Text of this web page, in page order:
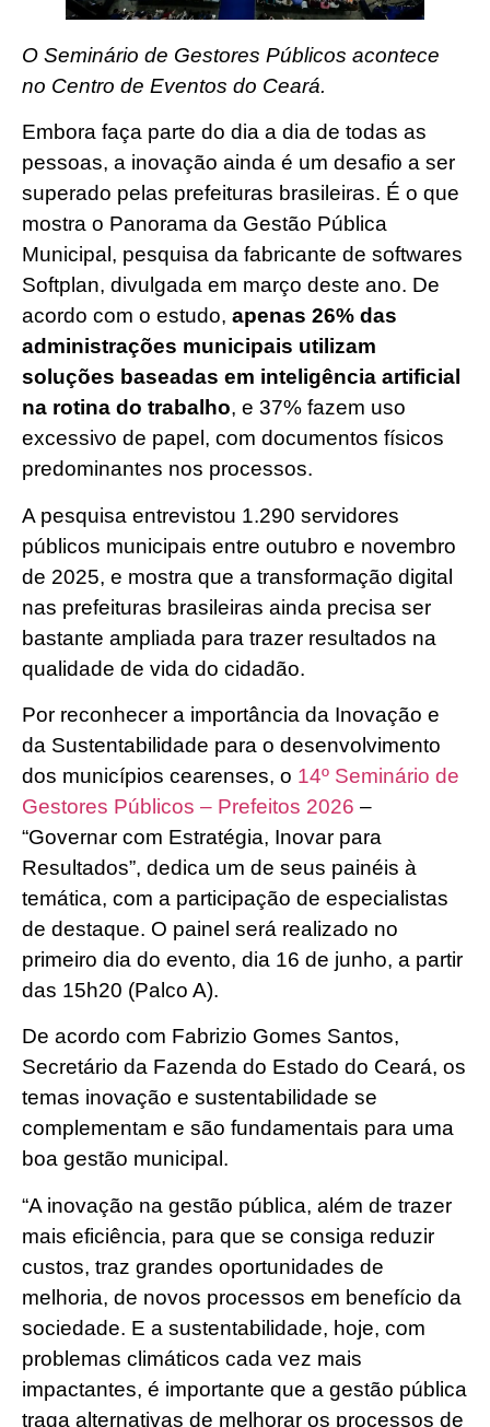
O Seminário de Gestores Públicos acontece
no Centro de Eventos do Ceará.
Embora faça parte do dia a dia de todas as
pessoas, a inovação ainda é um desafio a ser
superado pelas prefeituras brasileiras. É o que
mostra o Panorama da Gestão Pública
Municipal, pesquisa da fabricante de softwares
Softplan, divulgada em março deste ano. De
acordo com o estudo, apenas 26% das
administrações municipais utilizam
soluções baseadas em inteligência artificial
na rotina do trabalho, e 37% fazem uso
excessivo de papel, com documentos físicos
predominantes nos processos.
A pesquisa entrevistou 1.290 servidores
públicos municipais entre outubro e novembro
de 2025, e mostra que a transformação digital
nas prefeituras brasileiras ainda precisa ser
bastante ampliada para trazer resultados na
qualidade de vida do cidadão.
Por reconhecer a importância da Inovação e
da Sustentabilidade para o desenvolvimento
dos municípios cearenses, o 14º Seminário de
Gestores Públicos – Prefeitos 2026 –
“Governar com Estratégia, Inovar para
Resultados”, dedica um de seus painéis à
temática, com a participação de especialistas
de destaque. O painel será realizado no
primeiro dia do evento, dia 16 de junho, a partir
das 15h20 (Palco A).
De acordo com Fabrizio Gomes Santos,
Secretário da Fazenda do Estado do Ceará, os
temas inovação e sustentabilidade se
complementam e são fundamentais para uma
boa gestão municipal.
“A inovação na gestão pública, além de trazer
mais eficiência, para que se consiga reduzir
custos, traz grandes oportunidades de
melhoria, de novos processos em benefício da
sociedade. E a sustentabilidade, hoje, com
problemas climáticos cada vez mais
impactantes, é importante que a gestão pública
traga alternativas de melhorar os processos de